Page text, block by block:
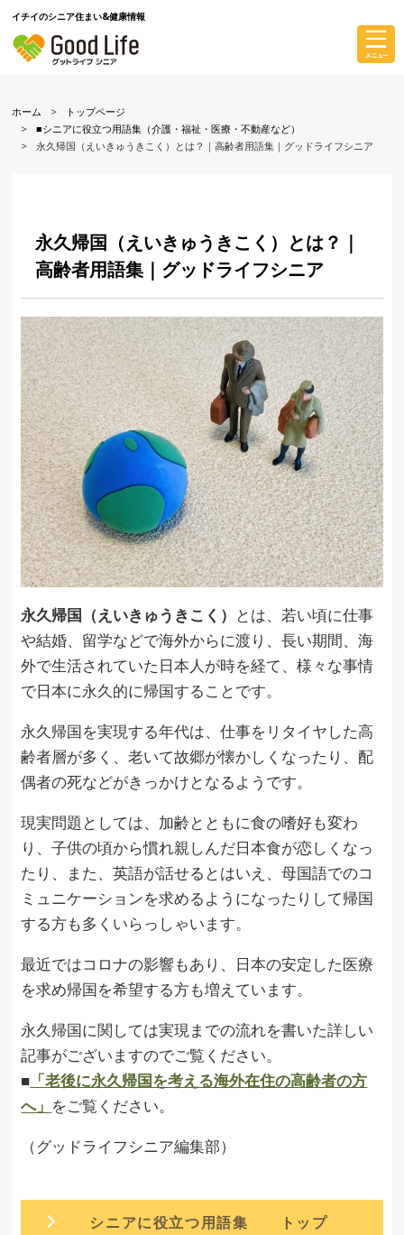
イチイのシニア住まい&健康情報
ホーム
トップページ
■シニアに役立つ用語集（介護・福祉・医療・不動産など）
永久帰国（えいきゅうきこく）とは？｜高齢者用語集｜グッドライフシニア
永久帰国（えいきゅうきこく）とは？｜
高齢者用語集｜グッドライフシニア
永久帰国（えいきゅうきこく） とは、若い頃に仕事
や結婚、留学などで海外からに渡り、長い期間、海
外で生活されていた日本人が時を経て、様々な事情
で日本に永久的に帰国することです。
永久帰国を実現する年代は、仕事をリタイヤした高
齢者層が多く、老いて故郷が懐かしくなったり、配
偶者の死などがきっかけとなるようです。
現実問題としては、加齢とともに食の嗜好も変わ
り、子供の頃から慣れ親しんだ日本食が恋しくなっ
たり、また、英語が話せるとはいえ、母国語でのコ
ミュニケーションを求めるようになったりして帰国
する方も多くいらっしゃいます。
最近ではコロナの影響もあり、日本の安定した医療
を求め帰国を希望する方も増えています。
永久帰国に関しては実現までの流れを書いた詳しい
記事がございますのでご覧ください。
■ 「老後に永久帰国を考える海外在住の高齢者の方
へ」 をご覧ください。
（グッドライフシニア編集部）
シニアに役立つ用語集 トップ